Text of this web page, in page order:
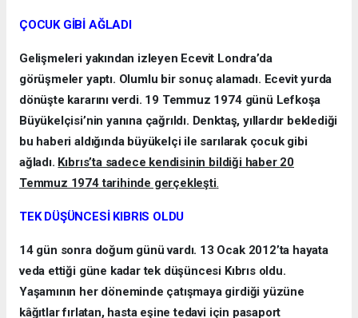
ÇOCUK GİBİ AĞLADI
Gelişmeleri yakından izleyen Ecevit Londra’da
görüşmeler yaptı. Olumlu bir sonuç alamadı. Ecevit yurda
dönüşte kararını verdi. 19 Temmuz 1974 günü Lefkoşa
Büyükelçisi’nin yanına çağrıldı. Denktaş, yıllardır beklediği
bu haberi aldığında büyükelçi ile sarılarak çocuk gibi
ağladı. Kıbrıs’ta sadece kendisinin bildiği haber 20
Temmuz 1974 tarihinde gerçekleşti.
TEK DÜŞÜNCESİ KIBRIS OLDU
14 gün sonra doğum günü vardı. 13 Ocak 2012’ta hayata
veda ettiği güne kadar tek düşüncesi Kıbrıs oldu.
Yaşamının her döneminde çatışmaya girdiği yüzüne
kâğıtlar fırlatan, hasta eşine tedavi için pasaport